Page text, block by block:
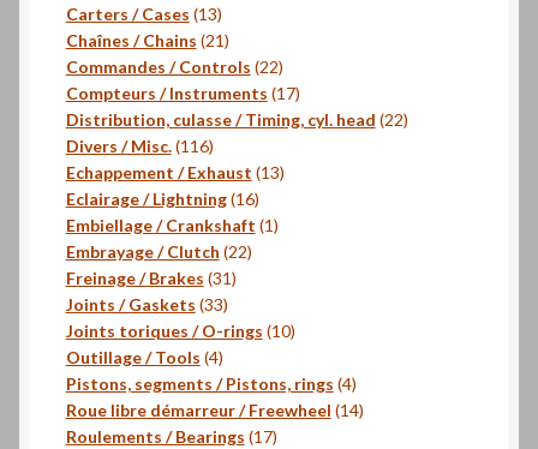
Carters / Cases 1313
produits
Chaînes / Chains 2121
produits
Commandes / Controls 2222
produits
Compteurs / Instruments 1717
produits
Distribution, culasse / Timing, cyl. head 2222
Divers / Misc. 116116
produits
Echappement / Exhaust 1313
Eclairage / Lightning 1616
produits
Embiellage / Crankshaft 11
Embrayage / Clutch 2222
Freinage / Brakes 3131
Joints / Gaskets 3333
produits
Joints toriques / O-rings 1010
Outillage / Tools 44
produits
Pistons, segments / Pistons, rings 44
produits
Roue libre démarreur / Freewheel 1414
Roulements / Bearings 1717